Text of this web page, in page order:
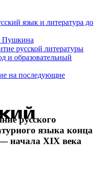
язык и литература до
Пушкина
русской литературы
и образовательный
на последующие
русского
языка конца
начала XIX века